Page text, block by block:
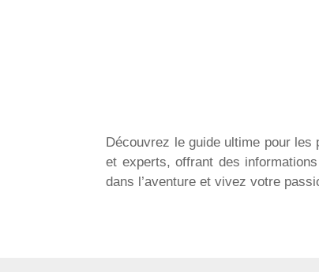
Découvrez le guide ultime pour
et experts, offrant des
dans l’aventure et vivez votre